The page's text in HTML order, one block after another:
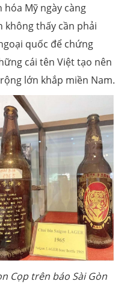
Mỹ ngày càng
không thấy cần phải
quốc để chứng
cái tên Việt tạo nên
lớn khắp miền Nam.
Cọp trên báo Sài Gòn